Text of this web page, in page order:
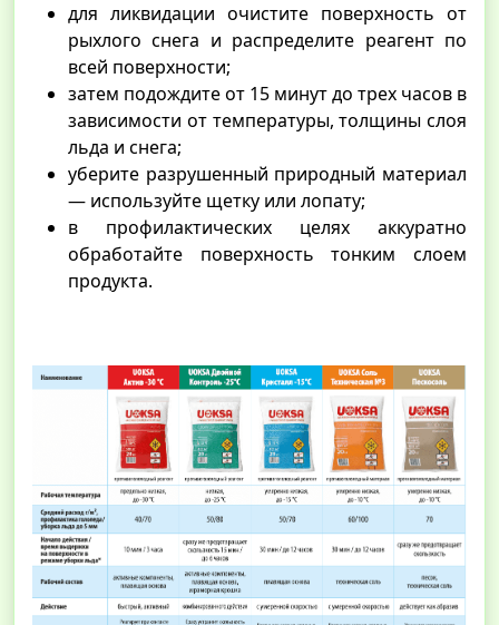
для ликвидации очистите поверхность от
рыхлого снега и распределите реагент по
всей поверхности;
затем подождите от 15 минут до трех часов в
зависимости от температуры, толщины слоя
льда и снега;
уберите разрушенный природный материал
— используйте щетку или лопату;
в профилактических целях аккуратно
обработайте поверхность тонким слоем
продукта.